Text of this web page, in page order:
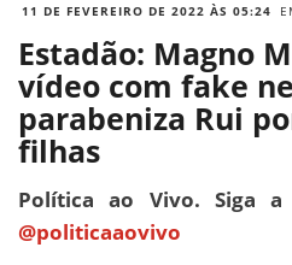
11 DE FEVEREIRO DE 2022 ÀS 05:24
Estadão: Magno
vídeo com fake
parabeniza Rui
filhas
Política ao Vivo. Siga
@politicaaovivo